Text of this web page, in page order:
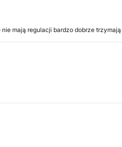
mają regulacji bardzo dobrze